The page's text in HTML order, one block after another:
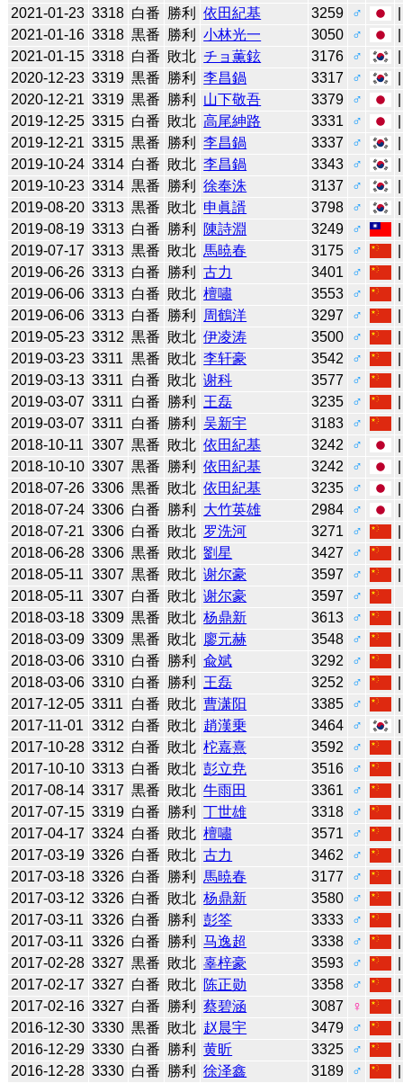
2021-01-23 3318 白番 勝利 依田紀基 3259 ♂
2021-01-16 3318 黒番 勝利 小林光一 3050 ♂
2021-01-15 3318 白番 敗北 チョ薫鉉 3176 ♂
2020-12-23 3319 黒番 勝利 李昌鍋 3317 ♂
2020-12-21 3319 黒番 勝利 山下敬吾 3379 ♂
2019-12-25 3315 白番 敗北 高尾紳路 3331 ♂
2019-12-21 3315 黒番 勝利 李昌鍋 3337 ♂
2019-10-24 3314 白番 敗北 李昌鍋 3343 ♂
2019-10-23 3314 黒番 勝利 徐奉洙 3137 ♂
2019-08-20 3313 黒番 敗北 申眞諝 3798 ♂
2019-08-19 3313 白番 勝利 陳詩淵 3249 ♂
2019-07-17 3313 黒番 敗北 馬暁春 3175 ♂
2019-06-26 3313 白番 勝利 古力 3401 ♂
2019-06-06 3313 白番 敗北 檀嘯 3553 ♂
2019-06-06 3313 白番 勝利 周鶴洋 3297 ♂
2019-05-23 3312 黒番 敗北 伊凌涛 3500 ♂
2019-03-23 3311 黒番 敗北 李轩豪 3542 ♂
2019-03-13 3311 白番 敗北 谢科 3577 ♂
2019-03-07 3311 白番 勝利 王磊 3235 ♂
2019-03-07 3311 白番 勝利 吴新宇 3183 ♂
2018-10-11 3307 黒番 敗北 依田紀基 3242 ♂
2018-10-10 3307 黒番 勝利 依田紀基 3242 ♂
2018-07-26 3306 黒番 敗北 依田紀基 3235 ♂
2018-07-24 3306 白番 勝利 大竹英雄 2984 ♂
2018-07-21 3306 白番 敗北 罗洗河 3271 ♂
2018-06-28 3306 黒番 敗北 劉星 3427 ♂
2018-05-11 3307 黒番 敗北 谢尔豪 3597 ♂
2018-05-11 3307 白番 敗北 谢尔豪 3597
♂
2018-03-18 3309 黒番 敗北 杨鼎新 3613 ♂
2018-03-09 3309 黒番 敗北 廖元赫 3548 ♂
2018-03-06 3310 白番 勝利 兪斌 3292 ♂
2018-03-06 3310 白番 勝利 王磊 3252 ♂
2017-12-05 3311 白番 敗北 曹潇阳 3385 ♂
2017-11-01 3312 白番 敗北 趙漢乗 3464 ♂
2017-10-28 3312 白番 敗北 柁嘉熹 3592 ♂
2017-10-10 3313 白番 敗北 彭立尭 3516 ♂
2017-08-14 3317 黒番 敗北 牛雨田 3361 ♂
2017-07-15 3319 白番 勝利 丁世雄 3318 ♂
2017-04-17 3324 白番 敗北 檀嘯 3571 ♂
2017-03-19 3326 白番 敗北 古力 3462 ♂
2017-03-18 3326 白番 勝利 馬暁春 3177 ♂
2017-03-12 3326 白番 敗北 杨鼎新 3580 ♂
2017-03-11 3326 白番 勝利 彭筌 3333 ♂
2017-03-11 3326 白番 勝利 马逸超 3338 ♂
2017-02-28 3327 黒番 敗北 辜梓豪 3593 ♂
2017-02-17 3327 白番 敗北 陈正勋 3358 ♂
2017-02-16 3327 白番 勝利 蔡碧涵 3087 ♀
2016-12-30 3330 黒番 敗北 赵晨宇 3479 ♂
2016-12-29 3330 白番 勝利 黄昕 3325 ♂
2016-12-28 3330 白番 勝利 徐泽鑫 3189 ♂